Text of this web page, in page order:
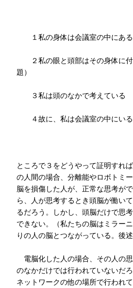
１私の身体は会議室の中にある
２私の眼と頭部はその身体に付
題）
３私は頭のなかで考えている
４故に、私は会議室の中にいる
ところで３をどうやって証明すれ
の人間の場合、分離能やロボトミ
脳を損傷した人が、正常な思考が
ら、人が思考するとき頭脳が働い
るだろう。しかし、頭脳だけで思
できない。（私たちの脳はミラー
りの人の脳とつながっている。後述
電脳化した人の場合、その人の
のなかだけでは行われていないだ
ネットワークの他の場所で行われ